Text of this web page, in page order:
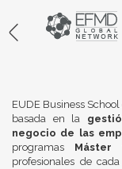
EUDE Business
basada en la
negocio de las
programas Máster
profesionales de